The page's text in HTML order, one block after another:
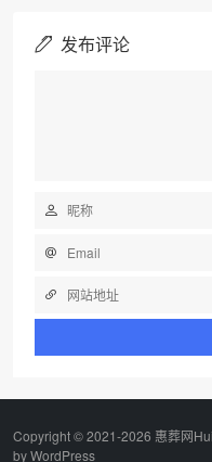
发布评论
Copyright © 2021-2026 惠葬网
byWordPress